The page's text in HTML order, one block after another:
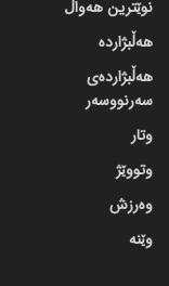
نوێترین هەواڵ
هەڵبژاردە
هەڵبژاردەی
سەرنووسەر
وتار
وتووێژ
وەرزش
وێنە